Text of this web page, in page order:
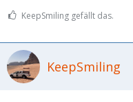
vanessa.deubel@rtl.de.
über Details sprechen.
Ich freu mich auf eure
Vanessa
KeepSmiling gefällt das.
KeepSmiling